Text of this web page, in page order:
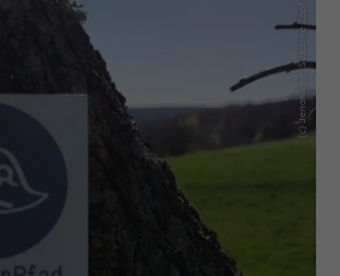
(c) JenaKultur, Susanne Zapf